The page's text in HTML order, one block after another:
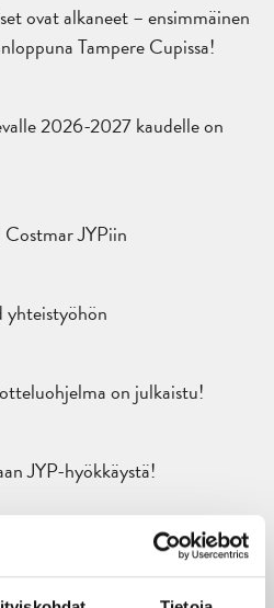
ovat alkaneet – ensimmäinen
Tampere Cupissa!
2026-2027 kaudelle on
JYPiin
yhteistyöhön
on julkaistu!
JYP-hyökkäystä!
– JYPin ja KeuPa HT:n